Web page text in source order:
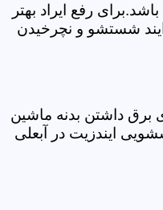
رفع ایراد بهتر
شستشو و نچرخیدن
برق داشتن بدنه ماشین
ایندزیت در آبعلی